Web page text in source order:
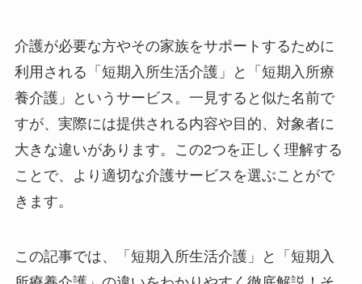
介護が必要な方やその家族をサポートするために
利用される「短期入所生活介護」と「短期入所療
養介護」というサービス。一見すると似た名前で
すが、実際には提供される内容や目的、対象者に
大きな違いがあります。この2つを正しく理解する
ことで、より適切な介護サービスを選ぶことがで
きます。
この記事では、「短期入所生活介護」と「短期入